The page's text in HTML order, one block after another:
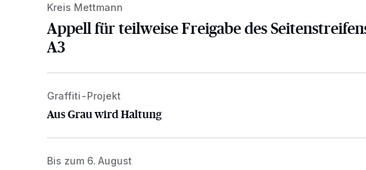
Kreis Mettmann
Appell für teilweise Freigabe des
A3
Aus Grau wird Haltung
Graffiti-Projekt
Aus Grau wird Haltung
Abstimmung für Heimatpreis noch möglich
Bis zum 6. August